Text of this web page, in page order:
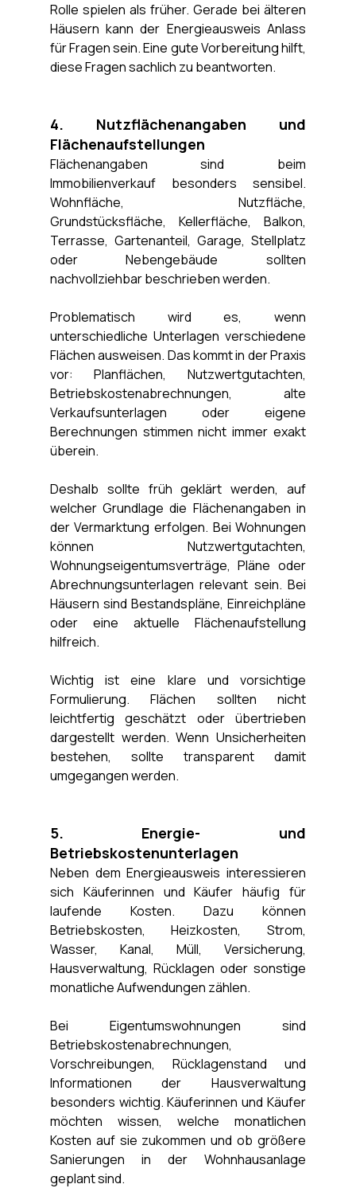
Rolle spielen als früher. Gerade bei älteren
Häusern kann der Energieausweis Anlass
für Fragen sein. Eine gute Vorbereitung hilft,
diese Fragen sachlich zu beantworten.
4. Nutzflächenangaben und
Flächenaufstellungen
Flächenangaben sind beim
Immobilienverkauf besonders sensibel.
Wohnfläche, Nutzfläche,
Grundstücksfläche, Kellerfläche, Balkon,
Terrasse, Gartenanteil, Garage, Stellplatz
oder Nebengebäude sollten
nachvollziehbar beschrieben werden.
Problematisch wird es, wenn
unterschiedliche Unterlagen verschiedene
Flächen ausweisen. Das kommt in der Praxis
vor: Planflächen, Nutzwertgutachten,
Betriebskostenabrechnungen, alte
Verkaufsunterlagen oder eigene
Berechnungen stimmen nicht immer exakt
überein.
Deshalb sollte früh geklärt werden, auf
welcher Grundlage die Flächenangaben in
der Vermarktung erfolgen. Bei Wohnungen
können Nutzwertgutachten,
Wohnungseigentumsverträge, Pläne oder
Abrechnungsunterlagen relevant sein. Bei
Häusern sind Bestandspläne, Einreichpläne
oder eine aktuelle Flächenaufstellung
hilfreich.
Wichtig ist eine klare und vorsichtige
Formulierung. Flächen sollten nicht
leichtfertig geschätzt oder übertrieben
dargestellt werden. Wenn Unsicherheiten
bestehen, sollte transparent damit
umgegangen werden.
5. Energie- und
Betriebskostenunterlagen
Neben dem Energieausweis interessieren
sich Käuferinnen und Käufer häufig für
laufende Kosten. Dazu können
Betriebskosten, Heizkosten, Strom,
Wasser, Kanal, Müll, Versicherung,
Hausverwaltung, Rücklagen oder sonstige
monatliche Aufwendungen zählen.
Bei Eigentumswohnungen sind
Betriebskostenabrechnungen,
Vorschreibungen, Rücklagenstand und
Informationen der Hausverwaltung
besonders wichtig. Käuferinnen und Käufer
möchten wissen, welche monatlichen
Kosten auf sie zukommen und ob größere
Sanierungen in der Wohnhausanlage
geplant sind.